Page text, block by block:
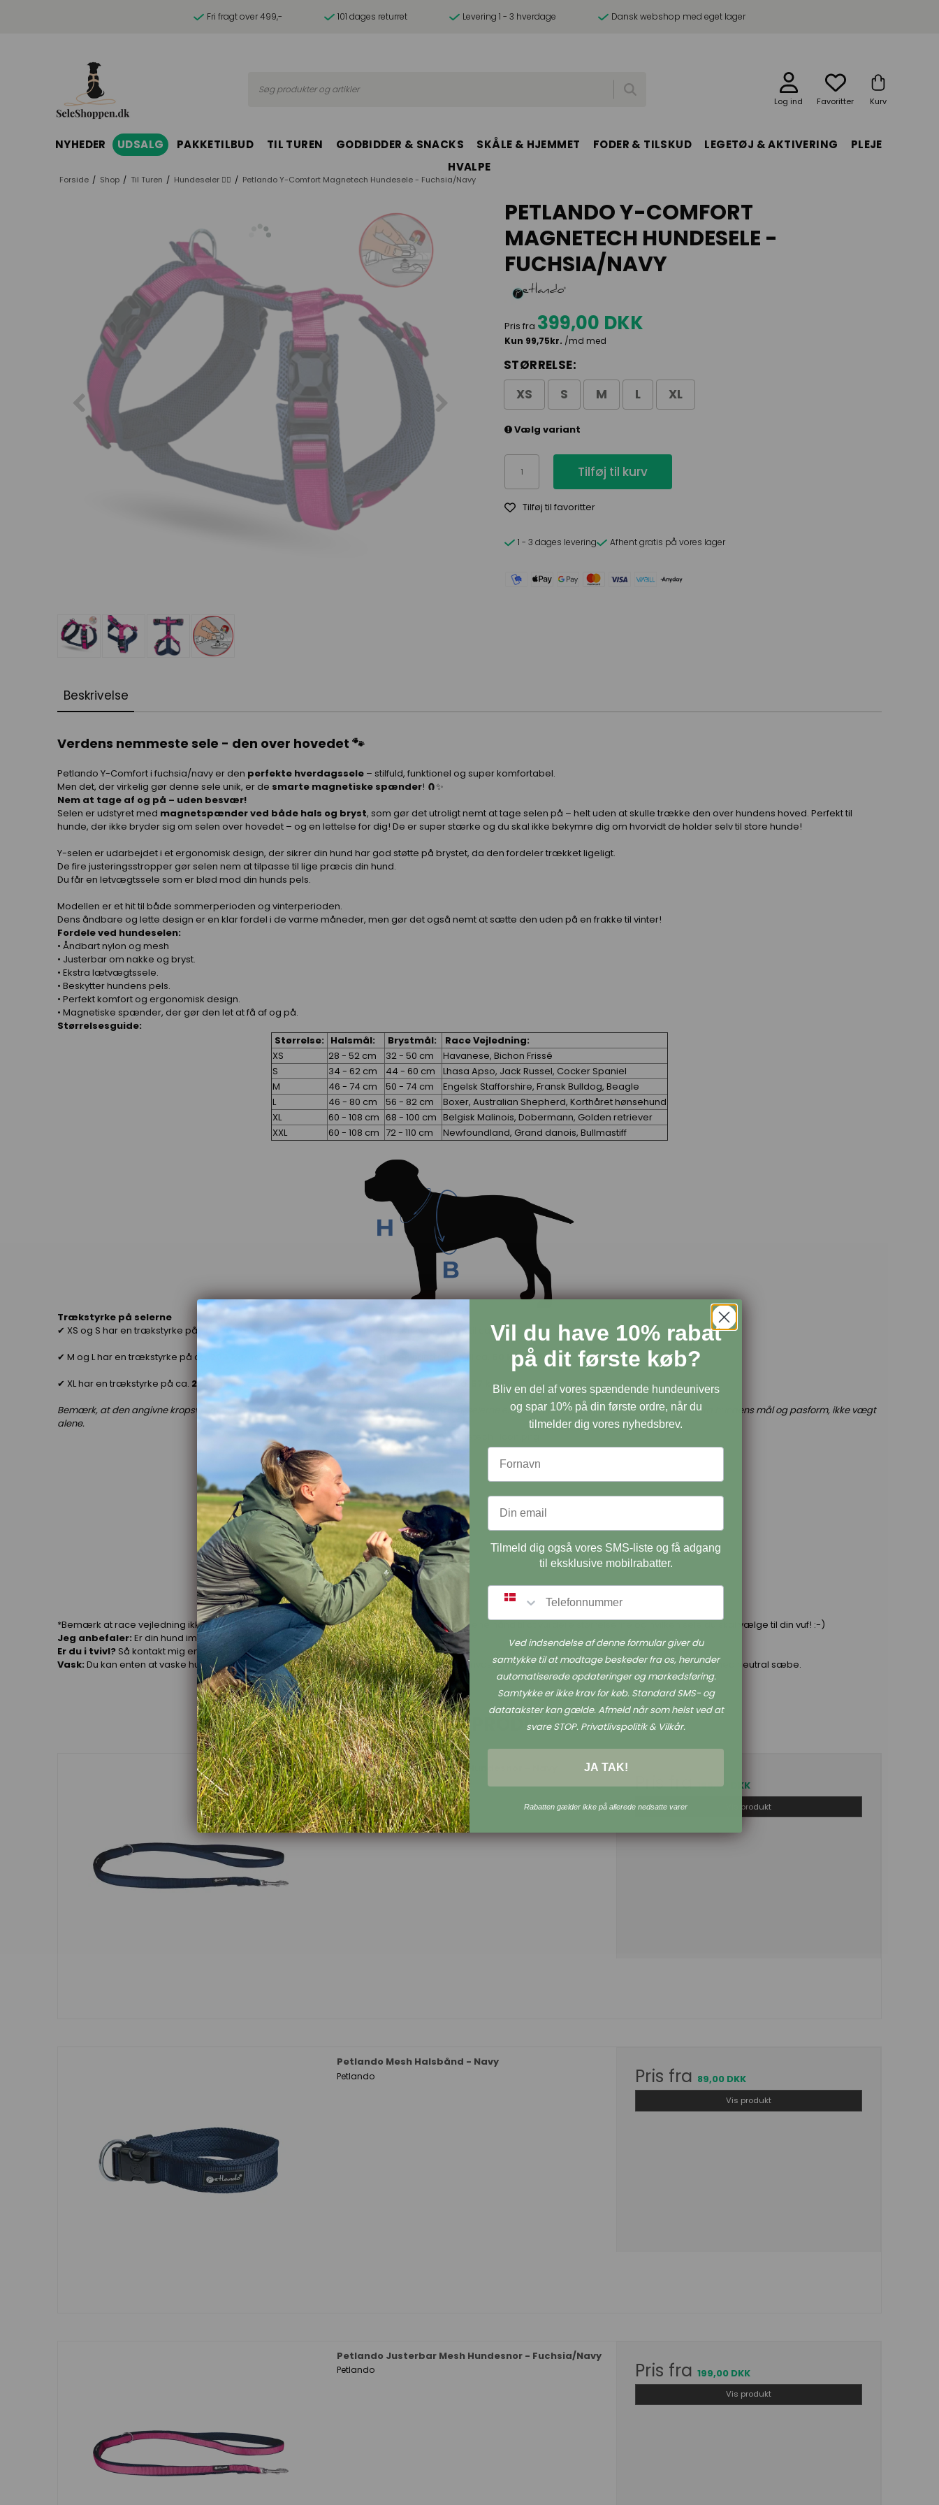
Fri fragt over 499,- 101 dages returret Levering 1 - 3 hverdage Dansk webshop med eget lager
Log ind Favoritter Kurv
NYHEDER UDSALG PAKKETILBUD TIL TUREN GODBIDDER & SNACKS SKÅLE & HJEMMET FODER & TILSKUD LEGETØJ & AKTIVERING
PLEJE
HVALPE
Forside / Shop / Til Turen / Hundeseler 🐕‍🦺 / Petlando Y-Comfort Magnetech Hundesele - Fuchsia/Navy
PETLANDO Y-COMFORT
MAGNETECH HUNDESELE -
FUCHSIA/NAVY
Pris fra 399,00 DKK
STØRRELSE:
XS
S M L XL
Vælg variant
Tilføj til kurv
Tilføj til favoritter
1 - 3 dages levering Afhent gratis på vores lager
Beskrivelse
Verdens nemmeste sele - den over hovedet 🐾
Petlando Y-Comfort i fuchsia/navy er den perfekte hverdagssele – stilfuld, funktionel og super komfortabel.
Men det, der virkelig gør denne sele unik, er de smarte magnetiske spænder! 🧲✨
Nem at tage af og på – uden besvær!
Selen er udstyret med magnetspænder ved både hals og bryst, som gør det utroligt nemt at tage selen på – helt uden at skulle trække den over hundens hoved. Perfekt til
hunde, der ikke bryder sig om selen over hovedet – og en lettelse for dig! De er super stærke og du skal ikke bekymre dig om hvorvidt de holder selv til store hunde!
Y-selen er udarbejdet i et ergonomisk design, der sikrer din hund har god støtte på brystet, da den fordeler trækket ligeligt.
De fire justeringsstropper gør selen nem at tilpasse til lige præcis din hund.
Du får en letvægtssele som er blød mod din hunds pels.
Modellen er et hit til både sommerperioden og vinterperioden.
Dens åndbare og lette design er en klar fordel i de varme måneder, men gør det også nemt at sætte den uden på en frakke til vinter!
Fordele ved hundeselen:
• Åndbart nylon og mesh
• Justerbar om nakke og bryst.
• Ekstra lætvægtssele.
• Beskytter hundens pels.
• Perfekt komfort og ergonomisk design.
• Magnetiske spænder, der gør den let at få af og på.
Størrelsesguide:
Størrelse: Halsmål: Brystmål:
Race Vejledning:
XS
28 - 52 cm 32 - 50 cm
Havanese, Bichon Frissé
S
34 - 62 cm 44 - 60 cm
Lhasa Apso, Jack Russel, Cocker Spaniel
M
46 - 74 cm 50 - 74 cm
Engelsk Stafforshire, Fransk Bulldog, Beagle
L
46 - 80 cm 56 - 82 cm
Boxer, Australian Shepherd, Korthåret hønsehund
XL
60 - 108 cm 68 - 100 cm Belgisk Malinois, Dobermann, Golden retriever
XXL
60 - 108 cm 72 - 110 cm Newfoundland, Grand danois, Bullmastiff
Trækstyrke på selerne
✔ XS og S har en trækstyrke på ca. 150 kg, hvilket svarer til en belastning fra en hund på op til ca.37 kg
✔ M og L har en trækstyrke på ca.
, hvilket svarer til en belastning fra en hund på op til ca. 50 kg.
✔ XL har en trækstyrke på ca. 227 kg , hvilket svarer til en belastning fra en hund på op til ca. 57 kg.
Bemærk, at den angivne kropsvægt er vejledende og bruges til at illustrere den belastning, selerne er testet til. Valg af størrelse bør altid ske ud fra hundens mål og pasform, ikke vægt
alene.
*Bemærk at race vejledning ikke er nok til at bedømme din hunds størrelse. Det er en hjælpene hånd til at vurdere størrelserne og hvilken sele du skal vælge til din vuf! :-)
Jeg anbefaler: Er din hund imellem to størrelser, så gå en størrelse op.
Er du i tvivl? Så kontakt mig endelig
Få råd og vejledning her!
Vask: Du kan enten at vaske hundeselen i hånden, eller i vaskepose i maskinen. Ved maskinvask anbefales det at du benytter et skåneprogram med neutral sæbe.
RELATEREDE PRODUKTER
Petlando Justerbar Mesh Hundesnor - Navy
Petlando Pris fra199,00 DKK
Vis produkt
Petlando Mesh Halsbånd - Navy
Petlando Pris fra 89,00 DKK
Vis produkt
Petlando Justerbar Mesh Hundesnor - Fuchsia/Navy
Petlando Pris fra 199,00 DKK
Vis produkt
Vil du have 10% rabat
på dit første køb?
Bliv en del af vores spændende hundeunivers
og spar 10% på din første ordre, når du
tilmelder dig vores nyhedsbrev.
Tilmeld dig også vores SMS-liste og få adgang
til eksklusive mobilrabatter.
SMS
Ved indsendelse af denne formular giver du
samtykke til at modtage beskeder fra os, herunder
automatiserede opdateringer og markedsføring.
Samtykke er ikke krav for køb. Standard SMS- og
datatakster kan gælde. Afmeld når som helst ved at
svare STOP. Privatlivspolitik & Vilkår.
JA TAK!
Rabatten gælder ikke på allerede nedsatte varer